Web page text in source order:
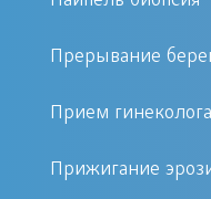
убедиться в
Острое течение
Прерывание
Прием гинеколога
Прижигание